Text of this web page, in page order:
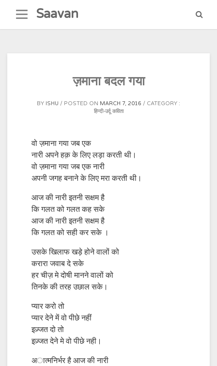
content
Saavan
ज़माना बदल गया
BY ISHU POSTED ON MARCH 7, 2016
CATEGORY :
हिन्दी-उर्दू कविता
वो ज़माना गया जब एक
नारी अपने हक़ के लिए लड़ा करती थी।
वो ज़माना गया जब एक नारी
अपनी जगह बनाने के लिए मरा करती थी।
आज की नारी इतनी सक्षम है
कि गलत को गलत कह सके
आज की नारी इतनी सक्षम है
कि गलत को सही कर सके ।
उसके खिलाफ खड़े होने वालों को
करारा जवाब दे सके
हर चीज़ मे दोषी मानने वालों को
तिनके की तरह उछाल सके।
प्यार करो तो
प्यार देने में वो पीछे नहीं
इज़्जत दो तो
इज़्जत देने मे वो पीछे नही।
अात्मनिर्भर है आज की नारी